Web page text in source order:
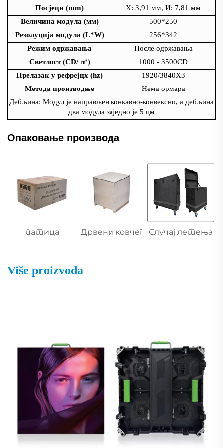
Посјеци (mm)
Х: 3,91 мм, И: 7,81 мм
Величина модула (мм)
500*250
Резолуција модула (L*W)
256*342
Режим одржавања
После одржавања
Светлост (CD/ ㎡)
1000 - 3500CD
Прелазак у рефрејцх (hz)
1920/3840ХЗ
Метода производње
Нема ормара
Дебљина: Модул је направљен конкавно-конвексно, а дебљина
два модула заједно је 5 цм
Опаковање производа
патица Дрвени ковчег Случај летења
Više proizvoda